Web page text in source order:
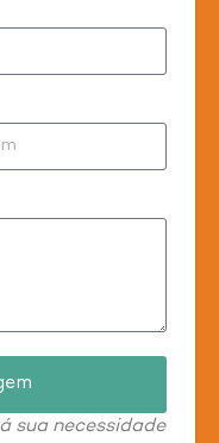
sua necessidade